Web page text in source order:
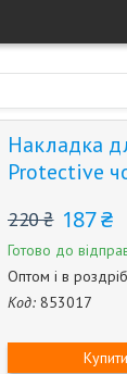
Накладка
Protective
220 ₴ 187 ₴
Готово до
Оптом і в роздріб
Код: 853017
Купити